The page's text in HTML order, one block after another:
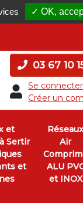
03 67 10
Se connecter
Créer un
et
Sertir
et
Réseaux
Air
ALU
et INOX
✓ OK,